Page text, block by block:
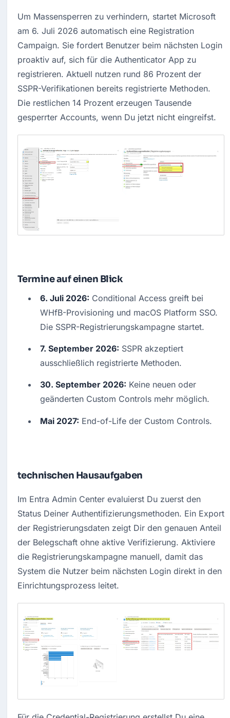
Um Massensperren zu verhindern, startet Microsoft
am 6. Juli 2026 automatisch eine Registration
Campaign. Sie fordert Benutzer beim nächsten Login
proaktiv auf, sich für die Authenticator App zu
registrieren. Aktuell nutzen rund 86 Prozent der
SSPR-Verifikationen bereits registrierte Methoden.
Die restlichen 14 Prozent erzeugen Tausende
gesperrter Accounts, wenn Du jetzt nicht eingreifst.
Termine auf einen Blick
6. Juli 2026: Conditional Access greift bei
WHfB-Provisioning und macOS Platform SSO.
Die SSPR-Registrierungskampagne startet.
7. September 2026: SSPR akzeptiert
ausschließlich registrierte Methoden.
30. September 2026: Keine neuen oder
geänderten Custom Controls mehr möglich.
Mai 2027: End-of-Life der Custom Controls.
technischen Hausaufgaben
Im Entra Admin Center evaluierst Du zuerst den
Status Deiner Authentifizierungsmethoden. Ein Export
der Registrierungsdaten zeigt Dir den genauen Anteil
der Belegschaft ohne aktive Verifizierung. Aktiviere
die Registrierungskampagne manuell, damit das
System die Nutzer beim nächsten Login direkt in den
Einrichtungsprozess leitet.